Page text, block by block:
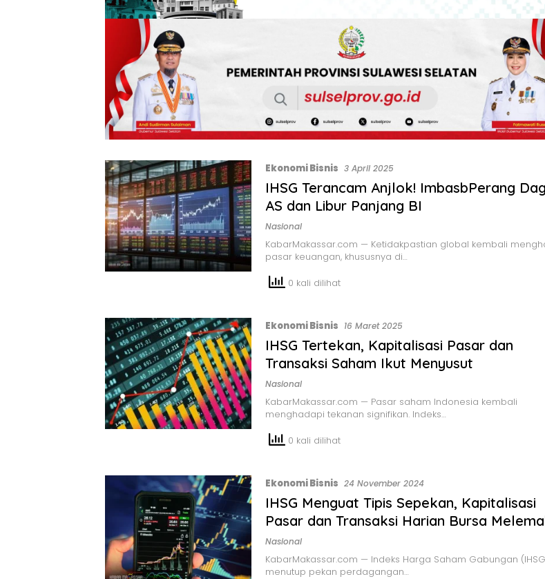
Ekonomi Bisnis 3 April 2025
IHSG Terancam Anjlok! ImbasbPerang
AS dan Libur Panjang BI
Nasional
KabarMakassar.com — Ketidakpastian global kembali
pasar keuangan, khususnya di…
0 kali dilihat
Ekonomi Bisnis 16 Maret 2025
IHSG Tertekan, Kapitalisasi Pasar dan
Transaksi Saham Ikut Menyusut
Nasional
KabarMakassar.com — Pasar saham Indonesia kembali
menghadapi tekanan signifikan. Indeks…
0 kali dilihat
Ekonomi Bisnis 24 November 2024
IHSG Menguat Tipis Sepekan, Kapitalisasi
Pasar dan Transaksi Harian Bursa
Nasional
KabarMakassar.com — Indeks Harga Saham Gabungan
menutup pekan perdagangan…